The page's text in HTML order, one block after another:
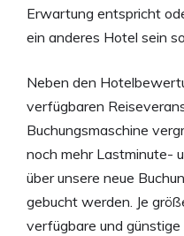
Erwartung entspricht
ein anderes Hotel sein
Neben den
verfügbaren
Buchungsmaschine
noch mehr Lastminute-
über unsere neue
gebucht werden. Je
verfügbare und